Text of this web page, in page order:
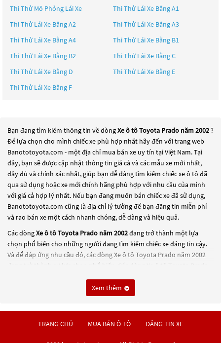
Thi Thử Mô Phỏng Lái Xe
Thi Thử Lái Xe Bằng A1
Thi Thử Lái Xe Bằng A2
Thi Thử Lái Xe Bằng A3
Thi Thử Lái Xe Bằng A4
Thi Thử Lái Xe Bằng B1
Thi Thử Lái Xe Bằng B2
Thi Thử Lái Xe Bằng C
Thi Thử Lái Xe Bằng D
Thi Thử Lái Xe Bằng E
Thi Thử Lái Xe Bằng F
Bạn đang tìm kiếm thông tin về dòngXe ô tô Toyota Prado năm 2002?
Để lựa chọn cho mình chiếc xe phù hợp nhất hãy đến với trang web
Banototoyota.com - một địa chỉ mua bán xe uy tín tại Việt Nam. Tại
đây, bạn sẽ được cập nhật thông tin giá cả và các mẫu xe mới nhất,
đầy đủ và chính xác nhất, giúp bạn dễ dàng tìm kiếm chiếc xe ô tô đã
qua sử dụng hoặc xe mới chính hãng phù hợp với nhu cầu của mình
với giá cả hợp lý nhất. Nếu bạn đang muốn bán chiếc xe đã sử dụng,
Banototoyota.com cũng là địa chỉ lý tưởng để bạn đăng tin miễn phí
và rao bán xe một cách nhanh chóng, dễ dàng và hiệu quả.
Các dòngXe ô tô Toyota Prado năm 2002đang trở thành một lựa
chọn phổ biến cho những người đang tìm kiếm chiếc xe đáng tin cậy.
Và để đáp ứng nhu cầu đó, các dòngXe ô tô Toyota Prado năm 2002
đang trở thành sự lựa chọn phổ biến. Các dòng
là các dòng xe mới với thiết kế hiện đại và công nghệ tiên tiến. Các
Xe ô tô Toyota Prado năm 2002này đều được kiểm tra và bảo
dưỡng kỹ lưỡng để đảm bảo chất lượng và hiệu suất tốt nhất. Nếu bạn
đang tìm kiếm một chiếc xe, hãy khám phá các dòngXe ô tô Toyota
Xem thêm
TRANG CHỦ MUA BÁN Ô TÔ ĐĂNG TIN XE